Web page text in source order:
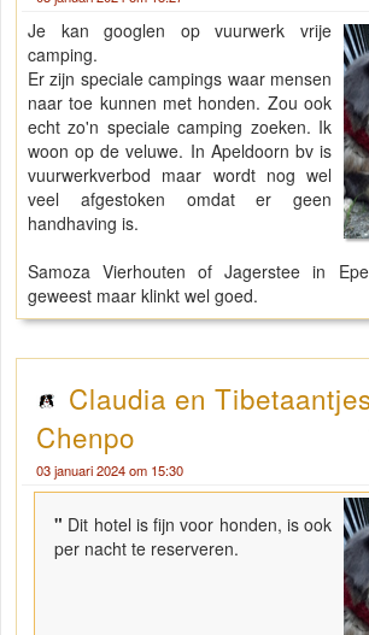
Je kan googlen op vuurwerk vrije
camping.
Er zijn speciale campings waar mensen
naar toe kunnen met honden. Zou ook
echt zo'n speciale camping zoeken. Ik
woon op de veluwe. In Apeldoorn bv is
vuurwerkverbod maar wordt nog wel
veel afgestoken omdat er geen
handhaving is.
Samoza Vierhouten of Jagerstee in
geweest maar klinkt wel goed.
Claudia en
Chenpo
03 januari 2024 om 15:30
" Dit hotel is fijn voor honden, is ook
per nacht te reserveren.